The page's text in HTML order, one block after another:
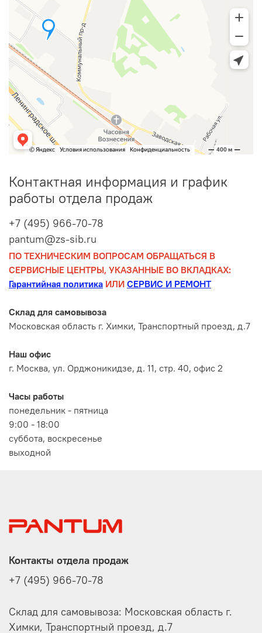
Контактная информация и график
работы отдела продаж
+7 (495) 966-70-78
pantum@zs-sib.ru
ПО ТЕХНИЧЕСКИМ ВОПРОСАМ ОБРАЩАТЬСЯ В
СЕРВИСНЫЕ ЦЕНТРЫ, УКАЗАННЫЕ ВО ВКЛАДКАХ:
Гарантийная политика ИЛИ СЕРВИС И РЕМОНТ
Склад для самовывоза
Московская область г. Химки, Транспортный проезд, д.7
Наш офис
г. Москва, ул. Орджоникидзе, д. 11, стр. 40, офис 2
Часы работы
понедельник - пятница
9:00 - 18:00
суббота, воскресенье
выходной
Контакты отдела продаж
+7 (495) 966-70-78
Склад для самовывоза: Московская область г.
Химки, Транспортный проезд, д.7